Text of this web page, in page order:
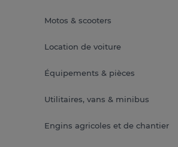
Motos & scooters
Location de voiture
Équipements & pièces
Utilitaires, vans & minibus
Engins agricoles et de chantier